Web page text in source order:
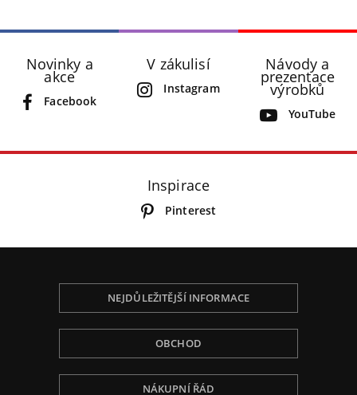
Novinky a
akce
Facebook
V zákulisí
Instagram
Návody a
prezentace
výrobků
YouTube
Inspirace
Pinterest
NEJDŮLEŽITĚJŠÍ INFORMACE
OBCHOD
NÁKUPNÍ ŘÁD
Používáme Cookies, abychom Vám poskytli tu